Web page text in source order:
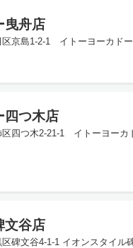
曳舟店
京島1-2-1 イトーヨーカド
四つ木店
四つ木2-21-1 イトーヨーカ
文谷店
碑文谷4-1-1 イオンスタイル